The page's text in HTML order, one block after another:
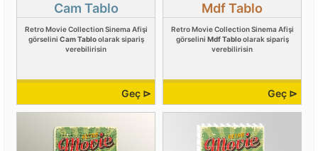
Cam Tablo
Retro Movie Collection Sinema Afişi
görselini Cam Tabloolarak sipariş
verebilirisin
Geç ⊳
Mdf Tablo
Retro Movie Collection Sinema Afişi
görselini Mdf Tabloolarak sipariş
verebilirisin
Geç ⊳